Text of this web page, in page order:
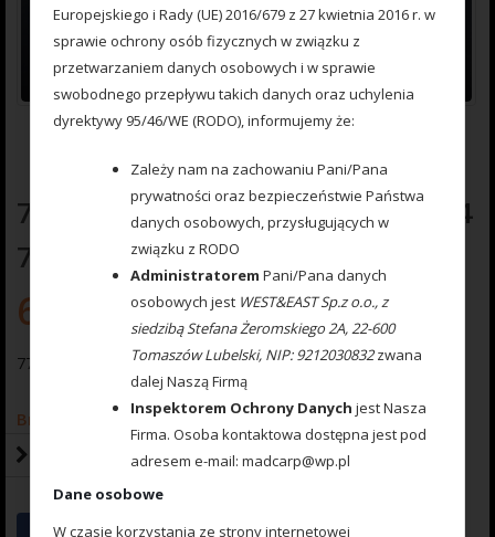
777 555 007 Ciężarek karpiowy nr. 4
75 gr.
6.00
777 555 007 Ciężarek karpiowy nr. 3 75 gr.
Brak w magazynie
Kategoria: Ciężarki karpiowe
Europejskiego i Rady (UE) 2016/679 z 27 kwietnia 2016 r. w
sprawie ochrony osób fizycznych w związku z
przetwarzaniem danych osobowych i w sprawie
swobodnego przepływu takich danych oraz uchylenia
dyrektywy 95/46/WE (RODO), informujemy że:
Zależy nam na zachowaniu Pani/Pana
prywatności oraz bezpieczeństwie Państwa
danych osobowych, przysługujących w
związku z RODO
Administratorem Pani/Pana danych
osobowych jest WEST&EAST Sp.z o.o., z
siedzibą Stefana Żeromskiego 2A, 22-600
Tomaszów Lubelski, NIP: 9212030832zwana
dalej Naszą Firmą
Inspektorem Ochrony Danych jest Nasza
Firma. Osoba kontaktowa dostępna jest pod
adresem e-mail: madcarp@wp.pl
Dane osobowe
W czasie korzystania ze strony internetowej